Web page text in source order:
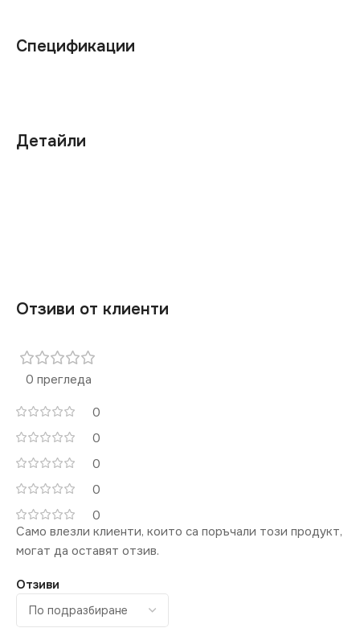
Детайли
Спецификации
Отзиви от клиенти
0 прегледа
0
0
0
0
0
Отзиви
Само влезли клиенти, които са поръчали този продукт,
могат да оставят отзив.